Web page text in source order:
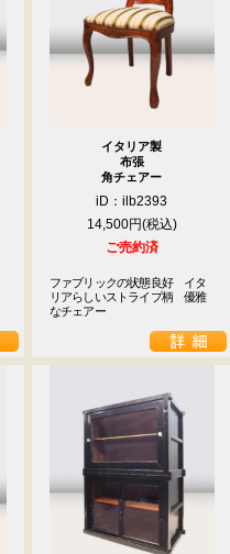
イタリア製
布張
角チェアー
iD：ilb2393
14,500円
ご売約済
ファブリックの状態良好　イタ
リアらしいストライプ柄　優雅
なチェアー